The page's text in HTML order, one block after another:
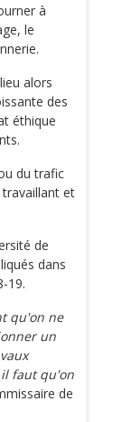
à
le
alors
des
éthique
du trafic
et
de
dans
19.
qu'on ne
un
faut qu'on
de